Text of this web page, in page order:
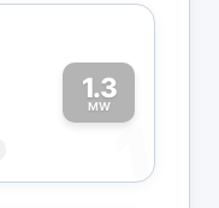
1.3
MW
1